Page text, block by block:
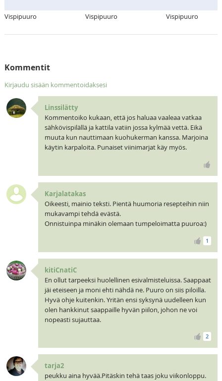
Vispipuuro Vispipuuro Vispipuuro
Kommentit
Kirjaudu sisään kommentoidaksesi
Linssilätty
Kommentoiko kukaan, että jos haluaa vaaleaa vatkaa
sähkövispilällä ja kattila vatiin jossa kylmää vettä. Eikä
muuta kun nauttimaan kuohukerman kanssa. Marjoina
käytin karpaloita. Punaiset viinimarjat käy myös.
Karjalatakas
Oikeesti, mainio teksti. Pientä huumoria resepteihin niin
mukavampi tehdä evästä.
Onnistuinpa minäkin olemaan tumpeloimatta puuroa:)
1
kitiCnatiC
En ollut tarpeeksi huolellinen esivalmisteluissa. Saappaat
jäi eteiseen ja moni ehti nähdä ne. Puuro on siis piloilla.
Hyvä ohje kuitenkin. Yritän ensi syksynä uudelleen kun
olen hankkinut saappaille hyvän piilon, johon ne voi
nopeasti sujauttaa.
2
tarja2
peukku aina hyvää.Pitäskin tehä taas joku viikonloppu.